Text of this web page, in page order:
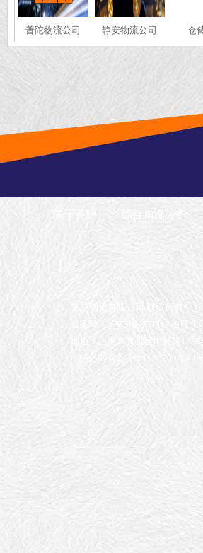
普陀物流公司 静安物流公司 仓
综合物流服务
备案号：沪ICP备05051249号-1
地址：上海市闵行区申长路
沪公网安备 31011202008041号